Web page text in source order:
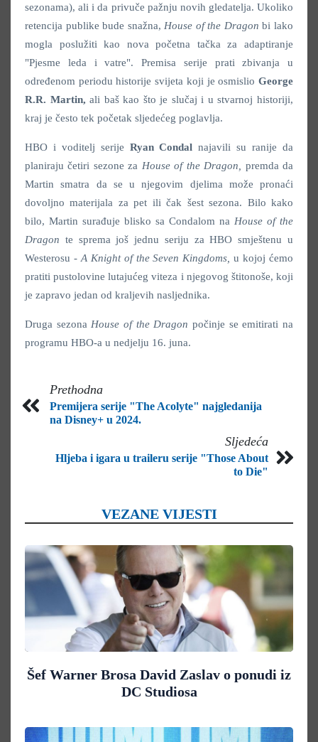
sezonama), ali i da privuče pažnju novih gledatelja. Ukoliko
retencija publike bude snažna, House of the Dragonbi lako
mogla poslužiti kao nova početna tačka za adaptiranje
"Pjesme leda i vatre". Premisa serije prati zbivanja u
određenom periodu historije svijeta koji je osmislio George
R.R. Martin,ali baš kao što je slučaj i u stvarnoj historiji,
kraj je često tek početak sljedećeg poglavlja.
HBO i voditelj serije Ryan Condalnajavili su ranije da
planiraju četiri sezone za House of the Dragon, premda da
Martin smatra da se u njegovim djelima može pronaći
dovoljno materijala za pet ili čak šest sezona. Bilo kako
bilo, Martin surađuje blisko sa Condalom na House of the
Dragon te sprema još jednu seriju za HBO smještenu u
Westerosu - A Knight of the Seven Kingdoms,u kojoj ćemo
pratiti pustolovine lutajućeg viteza i njegovog štitonoše, koji
je zapravo jedan od kraljevih nasljednika.
Druga sezona House of the Dragonpočinje se emitirati na
programu HBO-a u nedjelju 16. juna.
Prethodna
Premijera serije "The Acolyte" najgledanija
na Disney+ u 2024.
Sljedeća
Hljeba i igara u traileru serije "Those About
to Die"
VEZANE VIJESTI
Šef Warner Brosa David Zaslav o ponudi iz
DC Studiosa